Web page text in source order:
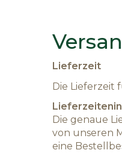
Lieferzeit
Die Lieferzeit
Die genaue
von unseren
eine